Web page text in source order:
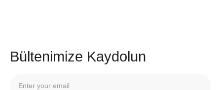
Bültenimize Kaydolun